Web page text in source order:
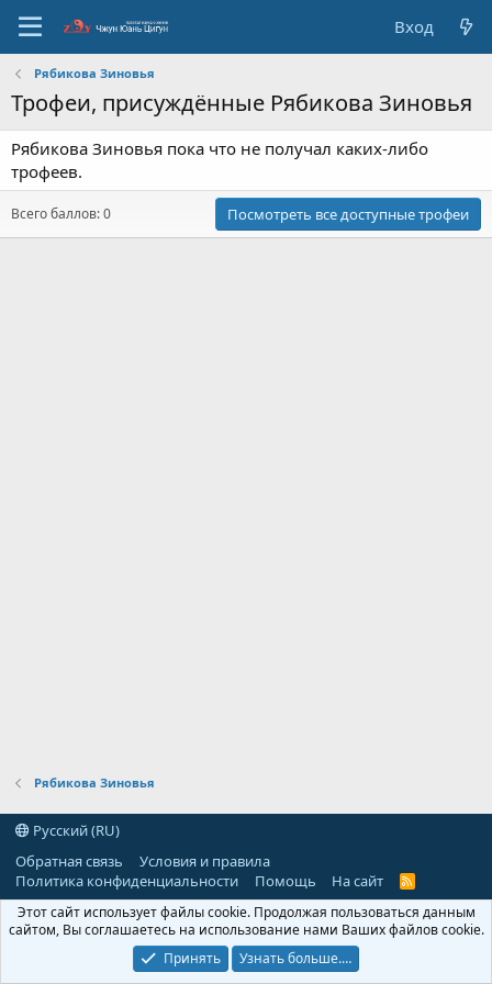
Вход
Рябикова Зиновья
Трофеи, присуждённые Рябикова Зиновья
Рябикова Зиновья пока что не получал каких-либо
трофеев.
Всего баллов: 0 Посмотреть все доступные трофеи
Рябикова Зиновья
Русский (RU)
Обратная связь
Условия и правила
Политика конфиденциальности
Помощь На сайт
R
S
Этот сайт использует файлы cookie. Продолжая пользоваться данным
сайтом, Вы соглашаетесь на использование нами Ваших файлов cookie.
Принять
Узнать больше.…